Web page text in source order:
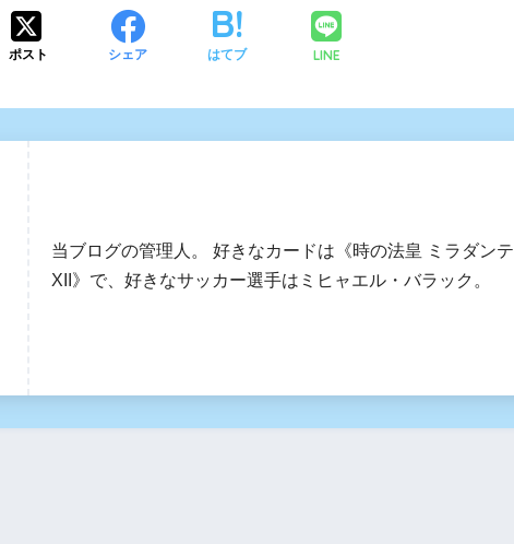
ポスト シェア はてブ LINE
当ブログの管理人。 好きなカードは《時の法皇 ミラダンテ
XII》で、好きなサッカー選手はミヒャエル・バラック。